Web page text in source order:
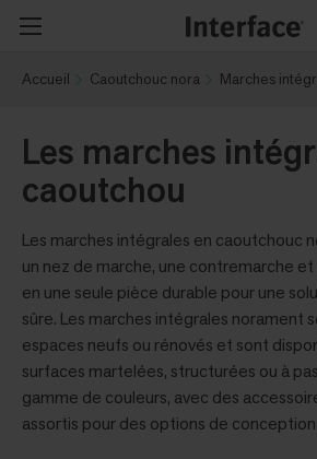
Accueil Caoutchouc nora Marches
Les marches
caoutchou
Les marches intégrales en caoutchouc
un nez de marche, une contremarche
en une seule pièce durable pour une
sûre. Les marches intégrales norament
espaces neufs ou rénovés et sont
surfaces martelées, structurées ou à
gamme de couleurs, avec des
assortis pour des options de